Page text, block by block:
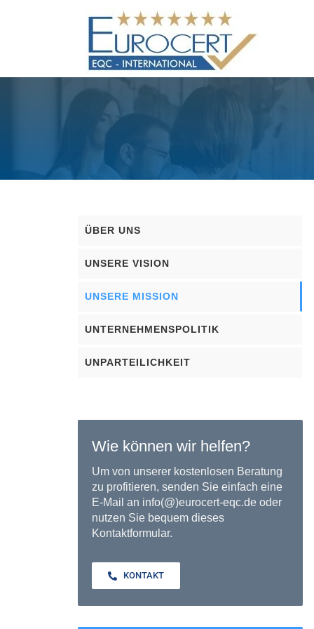
ÜBER UNS
UNSERE VISION
UNSERE MISSION
UNTERNEHMENSPOLITIK
UNPARTEILICHKEIT
Wie können wir helfen?
Um von unserer kostenlosen Beratung
zu profitieren, senden Sie einfach eine
E-Mail an info(@)eurocert-eqc.de oder
nutzen Sie bequem dieses
Kontaktformular.
KONTAKT